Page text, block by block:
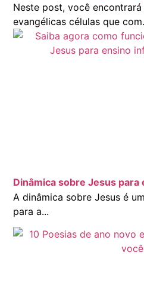
Neste post, você
evangélicas células que
Dinâmica sobre Jesus para
A dinâmica sobre Jesus é
para a...